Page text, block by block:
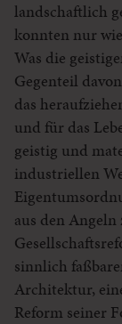
landschaftlich
konnten nur
Was die
Gegenteil
das
und für das
geistig und
industriellen
aus den
sinnlich
Architektur,
Reform seiner